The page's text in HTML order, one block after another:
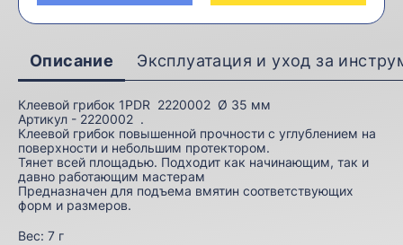
Описание Эксплуатация и уход за
Клеевой грибок 1PDR 2220002 Ø 35 мм
Артикул - 2220002 .
Клеевой грибок повышенной прочности с углублением на
поверхности и небольшим протектором.
Тянет всей площадью. Подходит как начинающим, так и
давно работающим мастерам
Предназначен для подъема вмятин соответствующих
форм и размеров.
Вес: 7 г